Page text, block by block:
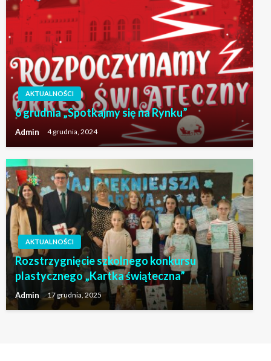
AKTUALNOŚCI
6 grudnia „Spotkajmy się na Rynku”
Admin 4 grudnia, 2024
AKTUALNOŚCI
Rozstrzygnięcie szkolnego konkursu
plastycznego „Kartka świąteczna”
Admin 17 grudnia, 2025